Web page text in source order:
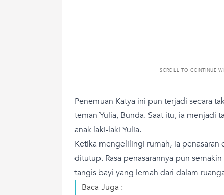
SCROLL TO CONTINUE
Penemuan Katya ini pun terjadi secara
teman Yulia, Bunda. Saat itu, ia menjadi
anak laki-laki Yulia.
Ketika mengelilingi rumah, ia penasaran
ditutup. Rasa penasarannya pun
tangis bayi yang lemah dari dalam
Baca Juga :